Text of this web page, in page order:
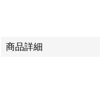
商品詳細